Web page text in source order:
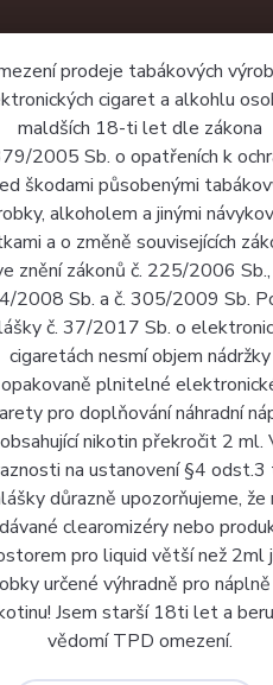
prodeje tabákových
cigaret a alkohlu
maldších 18-ti let dle zákona
2005 Sb. o opatřeních k
škodami působenými
alkoholem a jinými
a o změně souvisejících
znění zákonů č. 225/2006 Sb.,
2008 Sb. a č. 305/2009 Sb.
č. 37/2017 Sb. o
cigaretách nesmí objem nádržky
opakovaně plnitelné
pro doplňování náhradní
obsahující nikotin překročit 2 ml.
na ustanovení §4
důrazně upozorňujeme, že
clearomizéry nebo
pro liquid větší než 2ml
určené výhradně pro
Jsem starší 18ti let a
vědomí TPD omezení.
Jednorázové